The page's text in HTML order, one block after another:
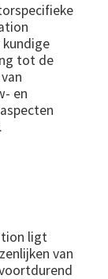
tot de
en
ligt
van